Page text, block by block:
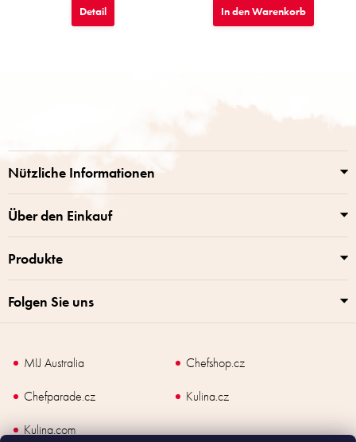
Detail In den Warenkorb
Nützliche Informationen
Über den Einkauf
Produkte
Folgen Sie uns
MIJ Australia
Chefshop.cz
Chefparade.cz
Kulina.cz
Kulina.com